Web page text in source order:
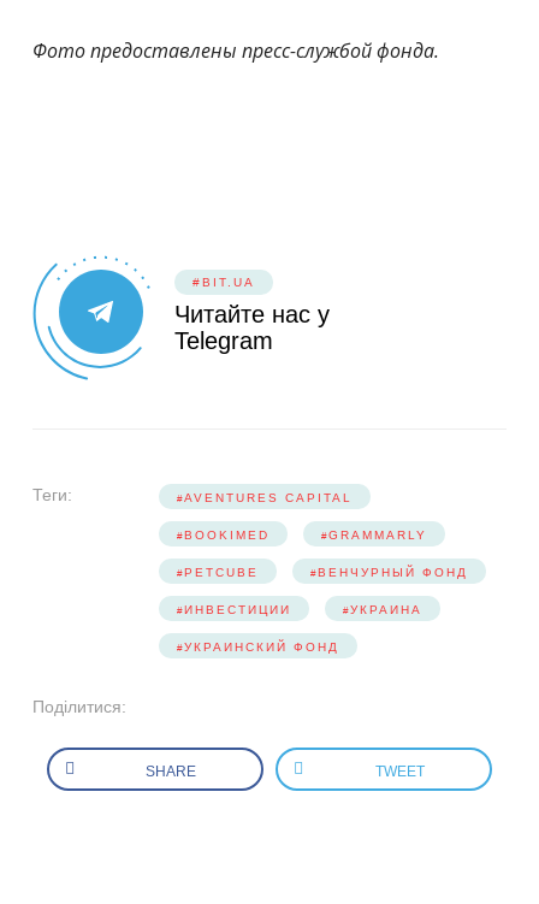
Фото предоставлены пресс-службой фонда.
#BIT.UA
Читайте нас у
Telegram
Теги: AVENTURES CAPITAL
BOOKIMED GRAMMARLY
PETCUBE ВЕНЧУРНЫЙ ФОНД
ИНВЕСТИЦИИ УКРАИНА
УКРАИНСКИЙ ФОНД
Поділитися:
SHARE TWEET